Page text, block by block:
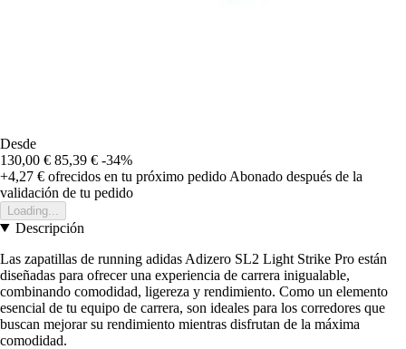
Desde
130,00 € 85,39 € -34%
+4,27 € ofrecidos en tu próximo pedido Abonado después de la
validación de tu pedido
Loading...
Descripción
Las zapatillas de running adidas Adizero SL2 Light Strike Pro están
diseñadas para ofrecer una experiencia de carrera inigualable,
combinando comodidad, ligereza y rendimiento. Como un elemento
esencial de tu equipo de carrera, son ideales para los corredores que
buscan mejorar su rendimiento mientras disfrutan de la máxima
comodidad.